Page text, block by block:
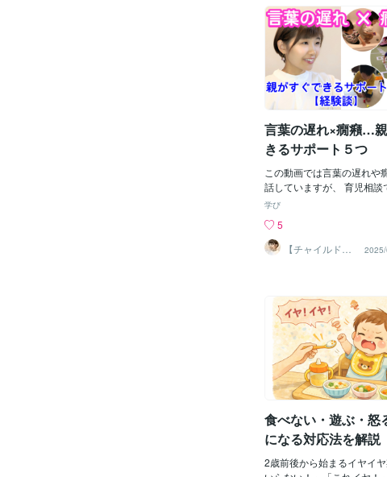
のに言えること。だから今
私じゃなくていい。完璧に
てもいい。「今日も笑顔が
その一つだけでも十分幸せ
思えたら明日もまた幸せに
ます😊
した。 しかし、そんな受
い「イヤイヤ期」ですが、
分の感情や気持ちといった
達をしていく大切な時期で
今回はそんなイヤイヤ期
楽しんで過ごす為の、５つ
紹介します。 あ、ちなみ
期の子どもとの関わり方」
機会に記事に出来たらと思
で、そちらも楽しみにして
ればと思います。育児相
はい、みんさんこんにち
関わる全ての人が「子育て
く、ちょっと肩の力を抜い
保育士のRyU先生です。
を持ち、現場勤務経験もあ
談ができるのはココナラ
らいますので、良ければご
それでは、本題に入りま
論 おおよそ2歳前後に、誰
る「イヤイヤ期」は、専門
「第一次反抗期」と呼び
く中学生頃に訪れる「第二
誰でも知っているかと思い
ったら、記憶にも残ってい
でしょうか。 ええ、そうで
様ご存知のいわゆる「
言葉の遅れ×癇癪…
きるサポート５つ
この動画では言葉の遅れや
話していますが、 育児相談
お悩みに合わせて もっと具
か出てこない…」 「癇癪が
接したらいいの？」 そんな
親御さんへ。 今回は、長男
でできる遊び・関わり方な
り入れられる方法をお伝え
子どもの発達に不安を感じ
考になれば嬉しいです。
学び
5
【チャイルドカ
ウンセラー】佐
食べない・遊ぶ・
になる対応法を解説
2歳前後から始まるイヤイ